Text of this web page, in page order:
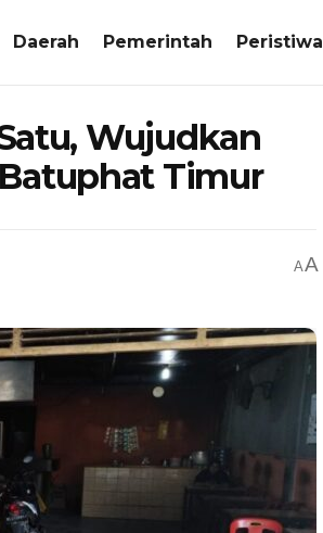
Daerah Pemerintah Peristiwa
Wujudkan
Timur
AA